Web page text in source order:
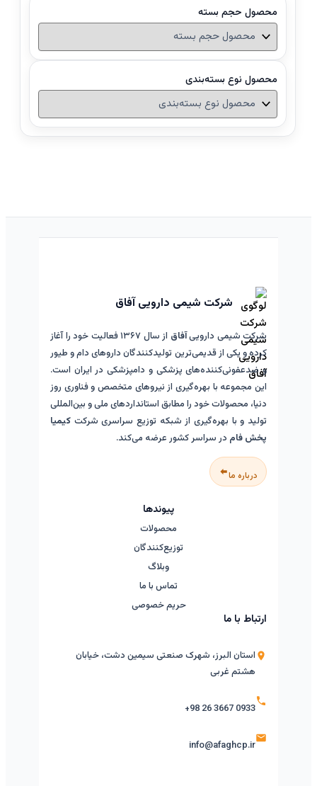
محصول حجم بسته
محصول نوع بسته‌بندی
شرکت شیمی دارویی آفاق
شرکت شیمی داروییآفاق
از سال ۱۳۶۷ فعالیت خود را آغاز
کرده و یکی از قدیمی‌ترین تولیدکنندگان داروهای دام و طیور
و ضدعفونی‌کننده‌های پزشکی و دامپزشکی در ایران است.
این مجموعه با بهره‌گیری از نیروهای متخصص و فناوری روز
دنیا، محصولات خود را مطابق استانداردهای ملی و بین‌المللی
تولید و با بهره‌گیری از شبکه توزیع سراسری شرکتکیمیا
پخش فام در سراسر کشور عرضه می‌کند.
درباره ما
پیوندها
محصولات
توزیع‌کنندگان
وبلاگ
تماس با ما
حریم خصوصی
ارتباط با ما
استان البرز، شهرک صنعتی سیمین دشت، خیابان
هشتم غربی
+98 26 3667 0933
info@afaghcp.ir